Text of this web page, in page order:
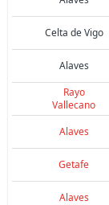
Celta de Vigo
Alaves
Rayo
Vallecano
Alaves
Getafe
Alaves